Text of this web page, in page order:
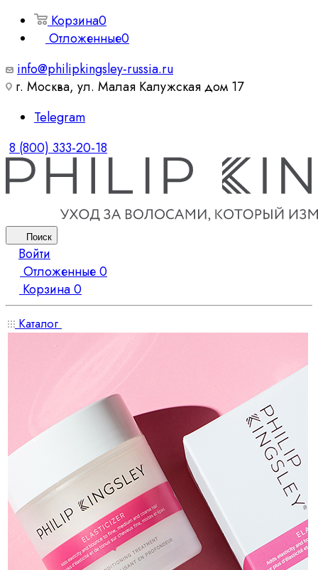
Корзина0
Отложенные0
info@philipkingsley-russia.ru
г. Москва, ул. Малая Калужская дом 17
Telegram
8 (800) 333-20-18
Поиск
Войти
Отложенные0
Корзина0
Каталог